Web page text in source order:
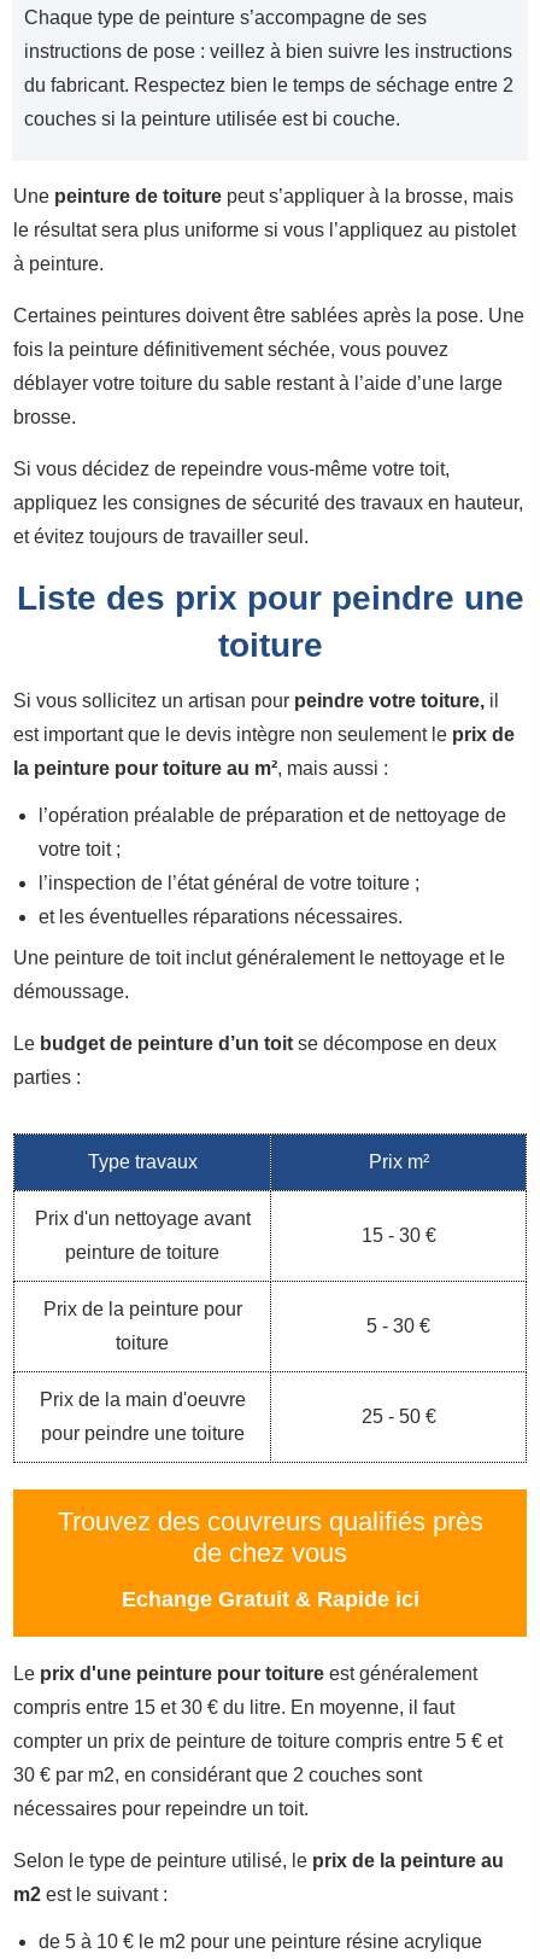
Chaque type de peinture s’accompagne de ses
instructions de pose : veillez à bien suivre les instructions
du fabricant. Respectez bien le temps de séchage entre 2
couches si la peinture utilisée est bi couche.
Une peinture de toiture peut s’appliquer à la brosse, mais
le résultat sera plus uniforme si vous l’appliquez au pistolet
à peinture.
Certaines peintures doivent être sablées après la pose. Une
fois la peinture définitivement séchée, vous pouvez
déblayer votre toiture du sable restant à l’aide d’une large
brosse.
Si vous décidez de repeindre vous-même votre toit,
appliquez les consignes de sécurité des travaux en hauteur,
et évitez toujours de travailler seul.
Liste des prix pour peindre une
toiture
Si vous sollicitez un artisan pour peindre votre toiture, il
est important que le devis intègre non seulement le prix de
la peinture pour toiture au m², mais aussi :
l’opération préalable de préparation et de nettoyage de
votre toit ;
l’inspection de l’état général de votre toiture ;
et les éventuelles réparations nécessaires.
Une peinture de toit inclut généralement le nettoyage et le
démoussage.
Le budget de peinture d’un toit se décompose en deux
parties :
Type travaux Prix m²
Prix d'un nettoyage avant
peinture de toiture
15 - 30 €
Prix de la peinture pour
toiture
5 - 30 €
Prix de la main d'oeuvre
pour peindre une toiture
25 - 50 €
Trouvez des couvreurs qualifiés près
de chez vous
Echange Gratuit & Rapide ici
Le prix d'une peinture pour toiture est généralement
compris entre 15 et 30 € du litre. En moyenne, il faut
compter un prix de peinture de toiture compris entre 5 € et
30 € par m2, en considérant que 2 couches sont
nécessaires pour repeindre un toit.
Selon le type de peinture utilisé, le prix de la peinture au
m2 est le suivant :
de 5 à 10 € le m2 pour une peinture résine acrylique